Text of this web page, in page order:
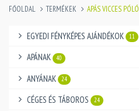
FŐOLDAL TERMÉKEK APÁS VICCES PÓLÓ
EGYEDI FÉNYKÉPES AJÁNDÉKOK 11
APÁNAK 40
ANYÁNAK 24
CÉGES ÉS TÁBOROS 24